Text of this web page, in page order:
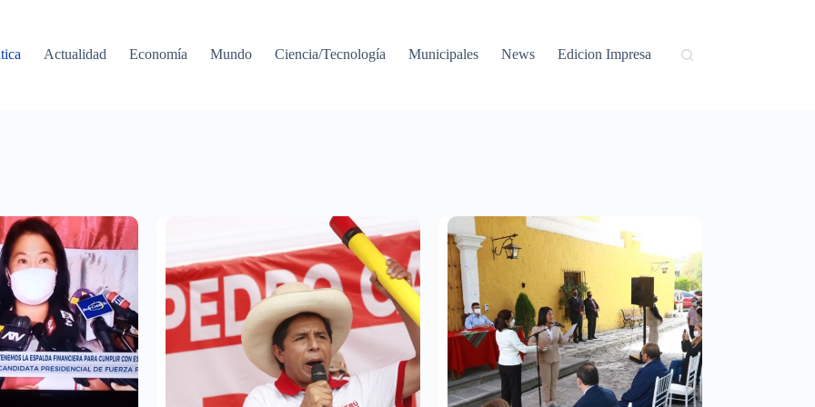
Actualidad Economía Mundo Ciencia/Tecnología Municipales News Edicion Impresa